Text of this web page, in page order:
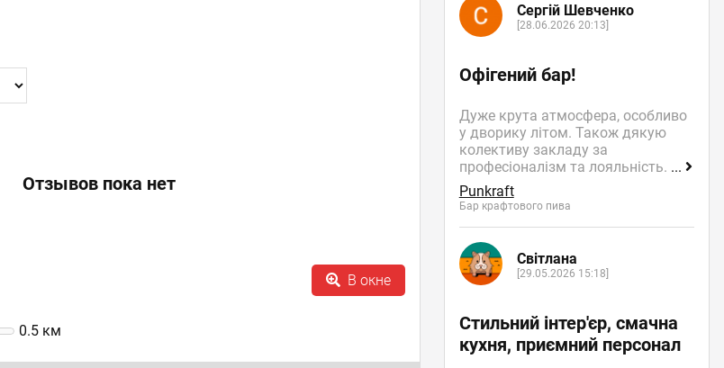
ТРЦ River Mall
Отзывов пока нет
В окне
0.5 км
Сергій Шевченко
[28.06.2026 20:13]
Офігений бар!
Дуже крута атмосфера, особливо
у дворику літом. Також дякую
колективу закладу за
професіоналізм та лояльність. ...
Punkraft
Бар крафтового пива
Світлана
[29.05.2026 15:18]
Стильний інтер'єр, смачна
кухня, приємний персонал